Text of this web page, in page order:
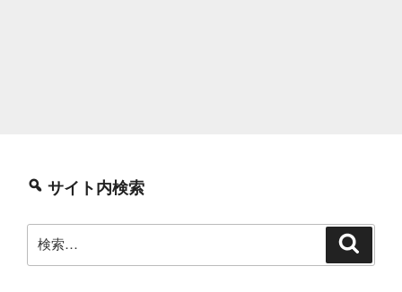
サイト内検索
索: